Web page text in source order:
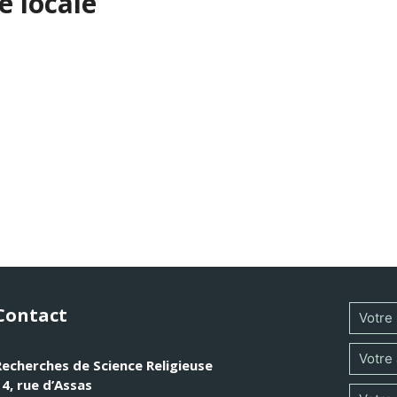
de Science Religieuse
rue d’Assas